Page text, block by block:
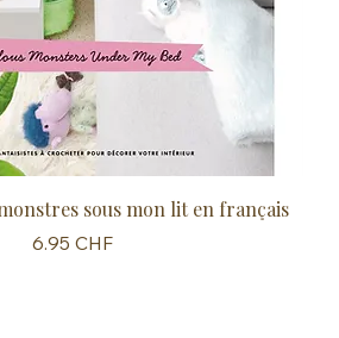
sous mon lit en français
Prix
6.95 CHF